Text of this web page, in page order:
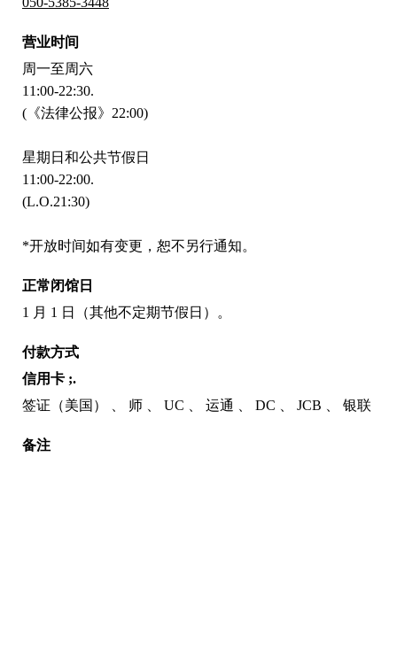
营业时间
周一至周六
11:00-22:30.
(《法律公报》22:00)
星期日和公共节假日
11:00-22:00.
(L.O.21:30)
*开放时间如有变更，恕不另行通知。
正常闭馆日
1 月 1 日（其他不定期节假日）。
付款方式
信用卡 ;.
签证（美国）
师 UC 运通 DC JCB 银联
备注